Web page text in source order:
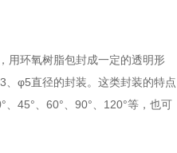
用环氧树脂包封成一定的透明形
、φ5直径的封装。这类封装的特点
45°、60°、90°、120°等，也可